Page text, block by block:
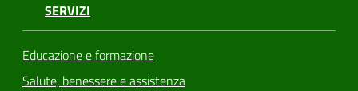
SERVIZI
Educazione e formazione
Salute, benessere e assistenza